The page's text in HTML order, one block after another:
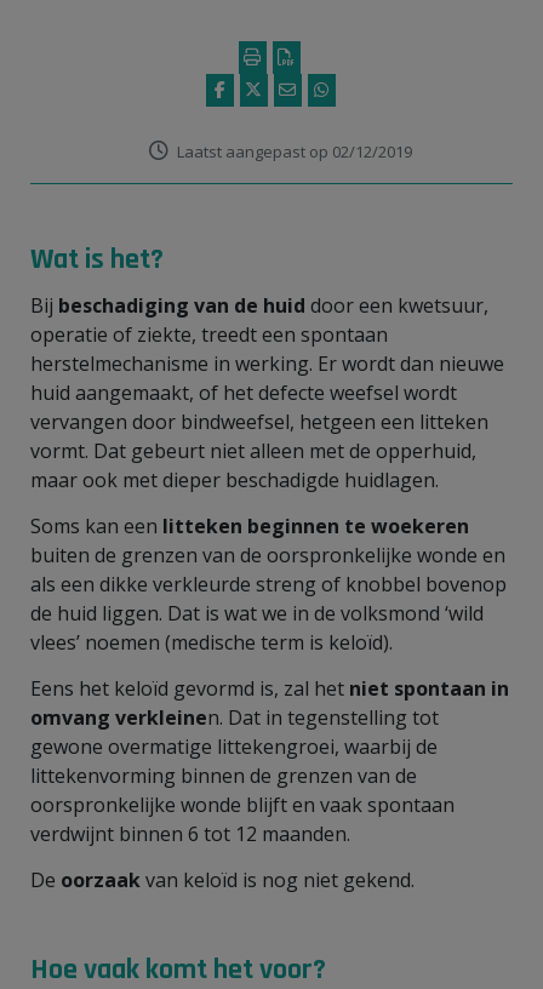
Laatst aangepast op 02/12/2019
Wat is het?
Bij beschadiging van de huid door een kwetsuur,
operatie of ziekte, treedt een spontaan
herstelmechanisme in werking. Er wordt dan nieuwe
huid aangemaakt, of het defecte weefsel wordt
vervangen door bindweefsel, hetgeen een litteken
vormt. Dat gebeurt niet alleen met de opperhuid,
maar ook met dieper beschadigde huidlagen.
Soms kan een litteken beginnen te woekeren
buiten de grenzen van de oorspronkelijke wonde en
als een dikke verkleurde streng of knobbel bovenop
de huid liggen. Dat is wat we in de volksmond ‘wild
vlees’ noemen (medische term is keloïd).
Eens het keloïd gevormd is, zal het niet spontaan in
omvang verkleinen. Dat in tegenstelling tot
gewone overmatige littekengroei, waarbij de
littekenvorming binnen de grenzen van de
oorspronkelijke wonde blijft en vaak spontaan
verdwijnt binnen 6 tot 12 maanden.
De oorzaakvan keloïd is nog niet gekend.
Hoe vaak komt het voor?